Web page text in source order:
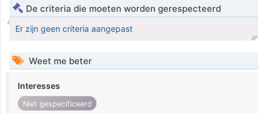
De criteria die moeten worden gerespecteerd
Er zijn geen criteria aangepast
Weet me beter
Interesses
Niet gespecificeerd